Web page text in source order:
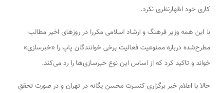
کاری خود اظهارنظری نکرد.
با این همه وزیر فرهنگ و ارشاد اسلامی مکررا در روزهای اخیر مطالب
مطرح‌شده درباره ممنوعیت فعالیت برخی خوانندگان پاپ را «خبرسازی»
خواند و تاکید کرد که از اساس این نوع خبرسازی‌ها را رد می‌کند.
حالا با اعلام خبر برگزاری کنسرت محسن یگانه در تهران و در صورت تحقق